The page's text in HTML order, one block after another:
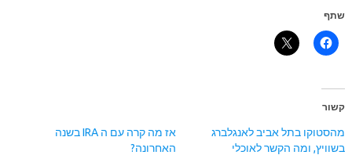
שתף
קשור
מהסטוקו בתל אביב לאנגלברג
בשוויץ, ומה הקשר לאוכלי
אז מה קרה עם ה IRA בשנה
האחרונה?